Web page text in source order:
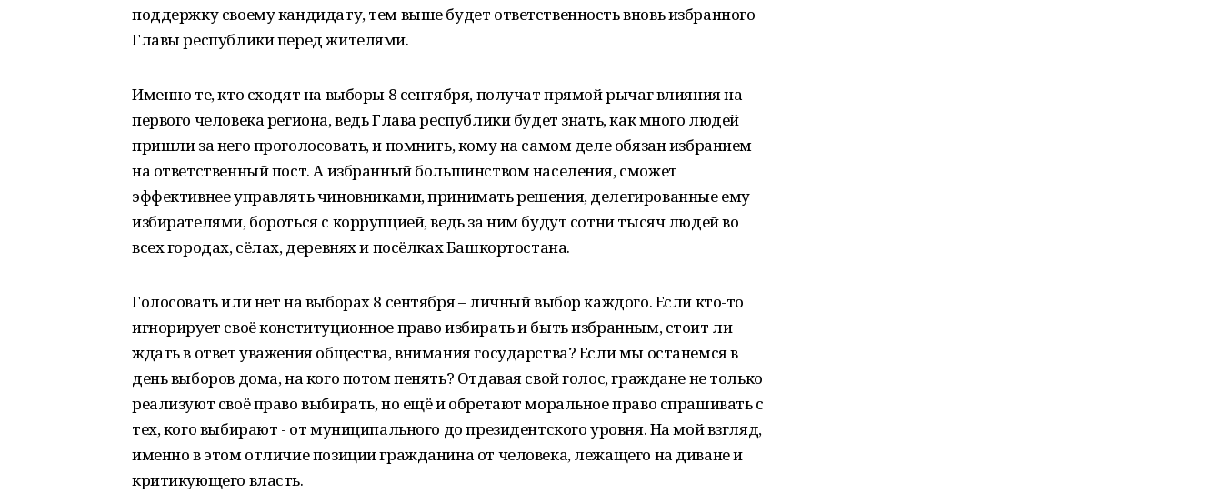
поддержку своему кандидату, тем выше будет ответственность вновь избранного
Главы республики перед жителями.
Именно те, кто сходят на выборы 8 сентября, получат прямой рычаг влияния на
первого человека региона, ведь Глава республики будет знать, как много людей
пришли за него проголосовать, и помнить, кому на самом деле обязан избранием
на ответственный пост. А избранный большинством населения, сможет
эффективнее управлять чиновниками, принимать решения, делегированные ему
избирателями, бороться с коррупцией, ведь за ним будут сотни тысяч людей во
всех городах, сёлах, деревнях и посёлках Башкортостана.
Голосовать или нет на выборах 8 сентября – личный выбор каждого. Если кто-то
игнорирует своё конституционное право избирать и быть избранным, стоит ли
ждать в ответ уважения общества, внимания государства? Если мы останемся в
день выборов дома, на кого потом пенять? Отдавая свой голос, граждане не только
реализуют своё право выбирать, но ещё и обретают моральное право спрашивать с
тех, кого выбирают - от муниципального до президентского уровня. На мой взгляд,
именно в этом отличие позиции гражданина от человека, лежащего на диване и
критикующего власть.